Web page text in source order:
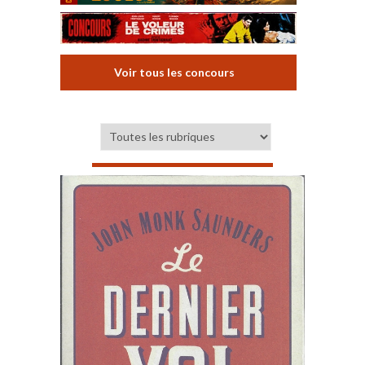
Voir tous les concours